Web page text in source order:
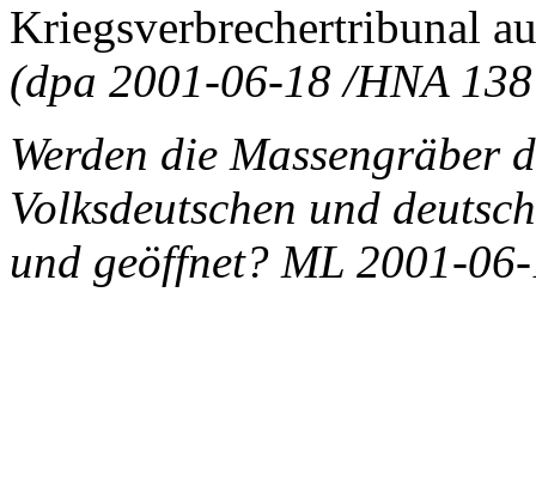
Kriegsverbrechertribunal
(dpa 2001-06-18 /HNA
Werden die Massengräber
Volksdeutschen und
und geöffnet? ML 2001-